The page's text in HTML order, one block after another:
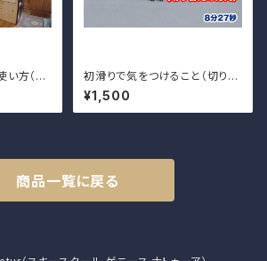
い方（切
初滑りで気をつけること（切り替
えの方向）
¥1,500
商品一覧に戻る